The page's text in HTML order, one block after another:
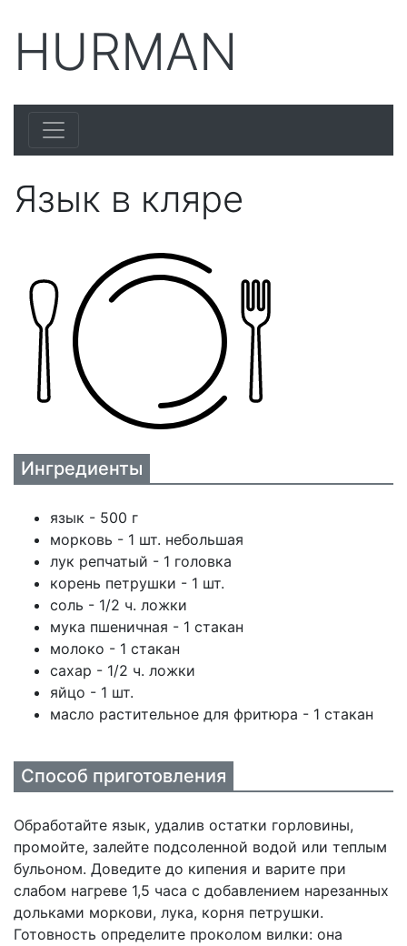
HURMAN
Язык в кляре
Ингредиенты
язык - 500 г
морковь - 1 шт. небольшая
лук репчатый - 1 головка
корень петрушки - 1 шт.
соль - 1/2 ч. ложки
мука пшеничная - 1 стакан
молоко - 1 стакан
сахар - 1/2 ч. ложки
яйцо - 1 шт.
масло растительное для фритюра - 1 стакан
Способ приготовления
Обработайте язык, удалив остатки горловины,
промойте, залейте подсоленной водой или теплым
бульоном. Доведите до кипения и варите при
слабом нагреве 1,5 часа с добавлением нарезанных
дольками моркови, лука, корня петрушки.
Готовность определите проколом вилки: она